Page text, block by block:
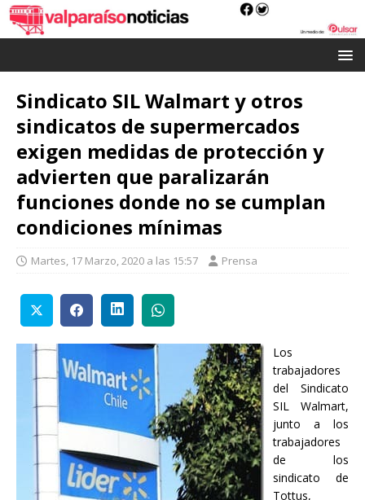
Sindicato SIL Walmart y otros
sindicatos de supermercados
exigen medidas de protección y
advierten que paralizarán
funciones donde no se cumplan
condiciones mínimas
Martes, 17 Marzo, 2020 a las 15:57 Prensa
Los
trabajadores
del Sindicato
SIL Walmart,
junto a los
trabajadores
de los
sindicato de
Tottus,